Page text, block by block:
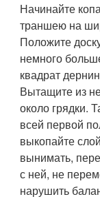
Начинайте
траншею на
Положите
немного
квадрат
Вытащите из
около грядки.
всей первой
выкопайте
вынимать,
с ней, не
нарушить